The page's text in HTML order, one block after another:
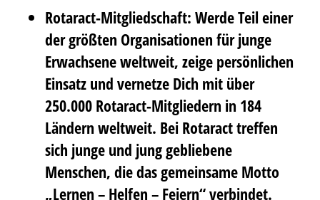
Rotaract-Mitgliedschaft: Werde Teil einer
der größten Organisationen für junge
Erwachsene weltweit, zeige persönlichen
Einsatz und vernetze Dich mit über
250.000 Rotaract-Mitgliedern in 184
Ländern weltweit. Bei Rotaract treffen
sich junge und jung gebliebene
Menschen, die das gemeinsame Motto
„Lernen – Helfen – Feiern“ verbindet.